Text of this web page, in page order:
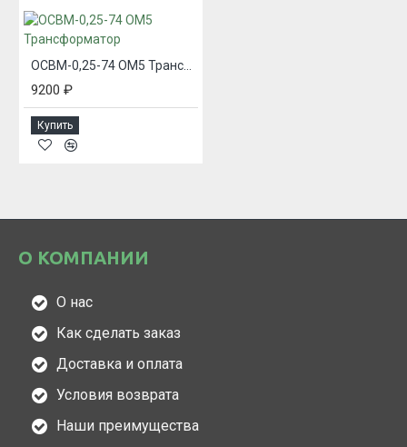
ОСВМ-0,25-74 ОМ5 Трансформатор
9200 ₽
Купить
О КОМПАНИИ
О нас
Как сделать заказ
Доставка и оплата
Условия возврата
Наши преимущества